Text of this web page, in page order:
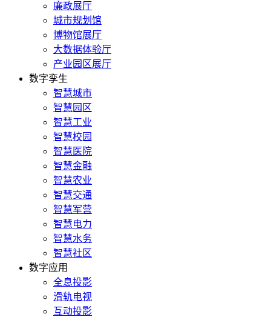
廉政展厅
城市规划馆
博物馆展厅
大数据体验厅
产业园区展厅
数字孪生
智慧城市
智慧园区
智慧工业
智慧校园
智慧医院
智慧金融
智慧农业
智慧交通
智慧军营
智慧电力
智慧水务
智慧社区
数字应用
全息投影
滑轨电视
互动投影